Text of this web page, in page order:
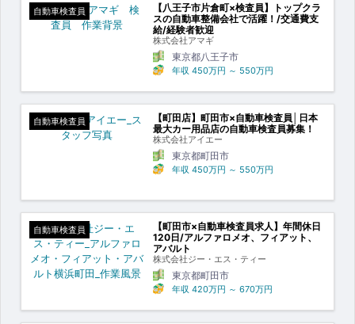
自動車検査員
【八王子市片倉町×検査員】トップクラ
スの自動車整備会社で活躍！/交通費支
給/経験者歓迎
株式会社アマギ
東京都八王子市
年収 450万円 ～ 550万円
自動車検査員
【町田店】町田市×自動車検査員│日本
最大カー用品店の自動車検査員募集！
株式会社アイエー
東京都町田市
年収 450万円 ～ 550万円
自動車検査員
【町田市×自動車検査員求人】年間休日
120日/アルファロメオ、フィアット、
アバルト
株式会社ジー・エス・ティー
東京都町田市
年収 420万円 ～ 670万円